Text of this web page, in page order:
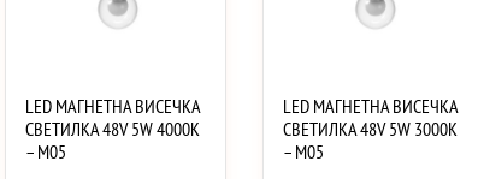
LED МАГНЕТНА ВИСЕЧКА
СВЕТИЛКА 48V 5W 4000K
– M05
LED МАГНЕТНА ВИСЕЧКА
СВЕТИЛКА 48V 5W 3000K
– M05